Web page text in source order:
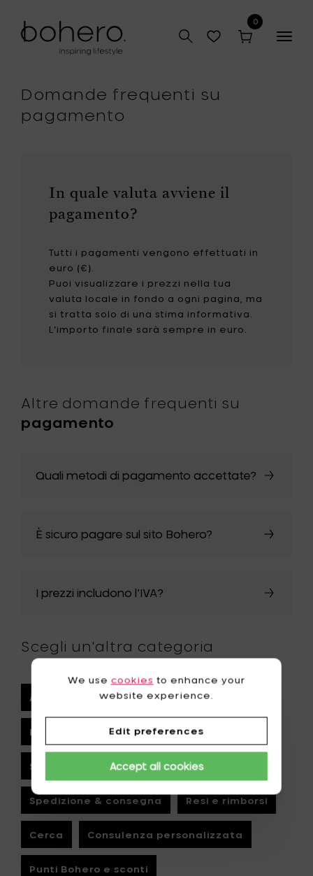
0
Domande frequenti su
pagamento
In quale valuta avviene il
pagamento?
Tutti i pagamenti vengono effettuati in
euro (€).
Puoi visualizzare i prezzi nella tua
valuta locale in fondo a ogni pagina, ma
si tratta solo di una stima informativa.
L’importo finale sarà sempre in euro.
Altre domande frequenti su
pagamento
Quali metodi di pagamento accettate?
È sicuro pagare sul sito Bohero?
I prezzi includono l’IVA?
Scegli un'altra categoria
Account & registrazione
Effettuare un ordine Pagamento
Stato dell’ordine
Spedizione & consegna Resi e rimborsi
Cerca Consulenza personalizzata
Punti Bohero e sconti
We use cookies to enhance your
website experience.
Edit preferences
Accept all cookies